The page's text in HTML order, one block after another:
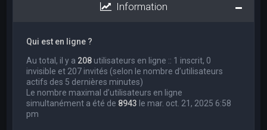
Information
Qui est en ligne ?
Au total, il y a 208 utilisateurs en ligne :: 1 inscrit, 0
invisible et 207 invités (selon le nombre d’utilisateurs
actifs des 5 dernières minutes)
Le nombre maximal d’utilisateurs en ligne
simultanément a été de 8943 le mar. oct. 21, 2025 6:58
pm